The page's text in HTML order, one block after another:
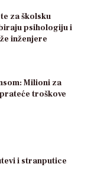
za školsku
psihologiju i
inženjere
Milioni za
troškove
i stranputice